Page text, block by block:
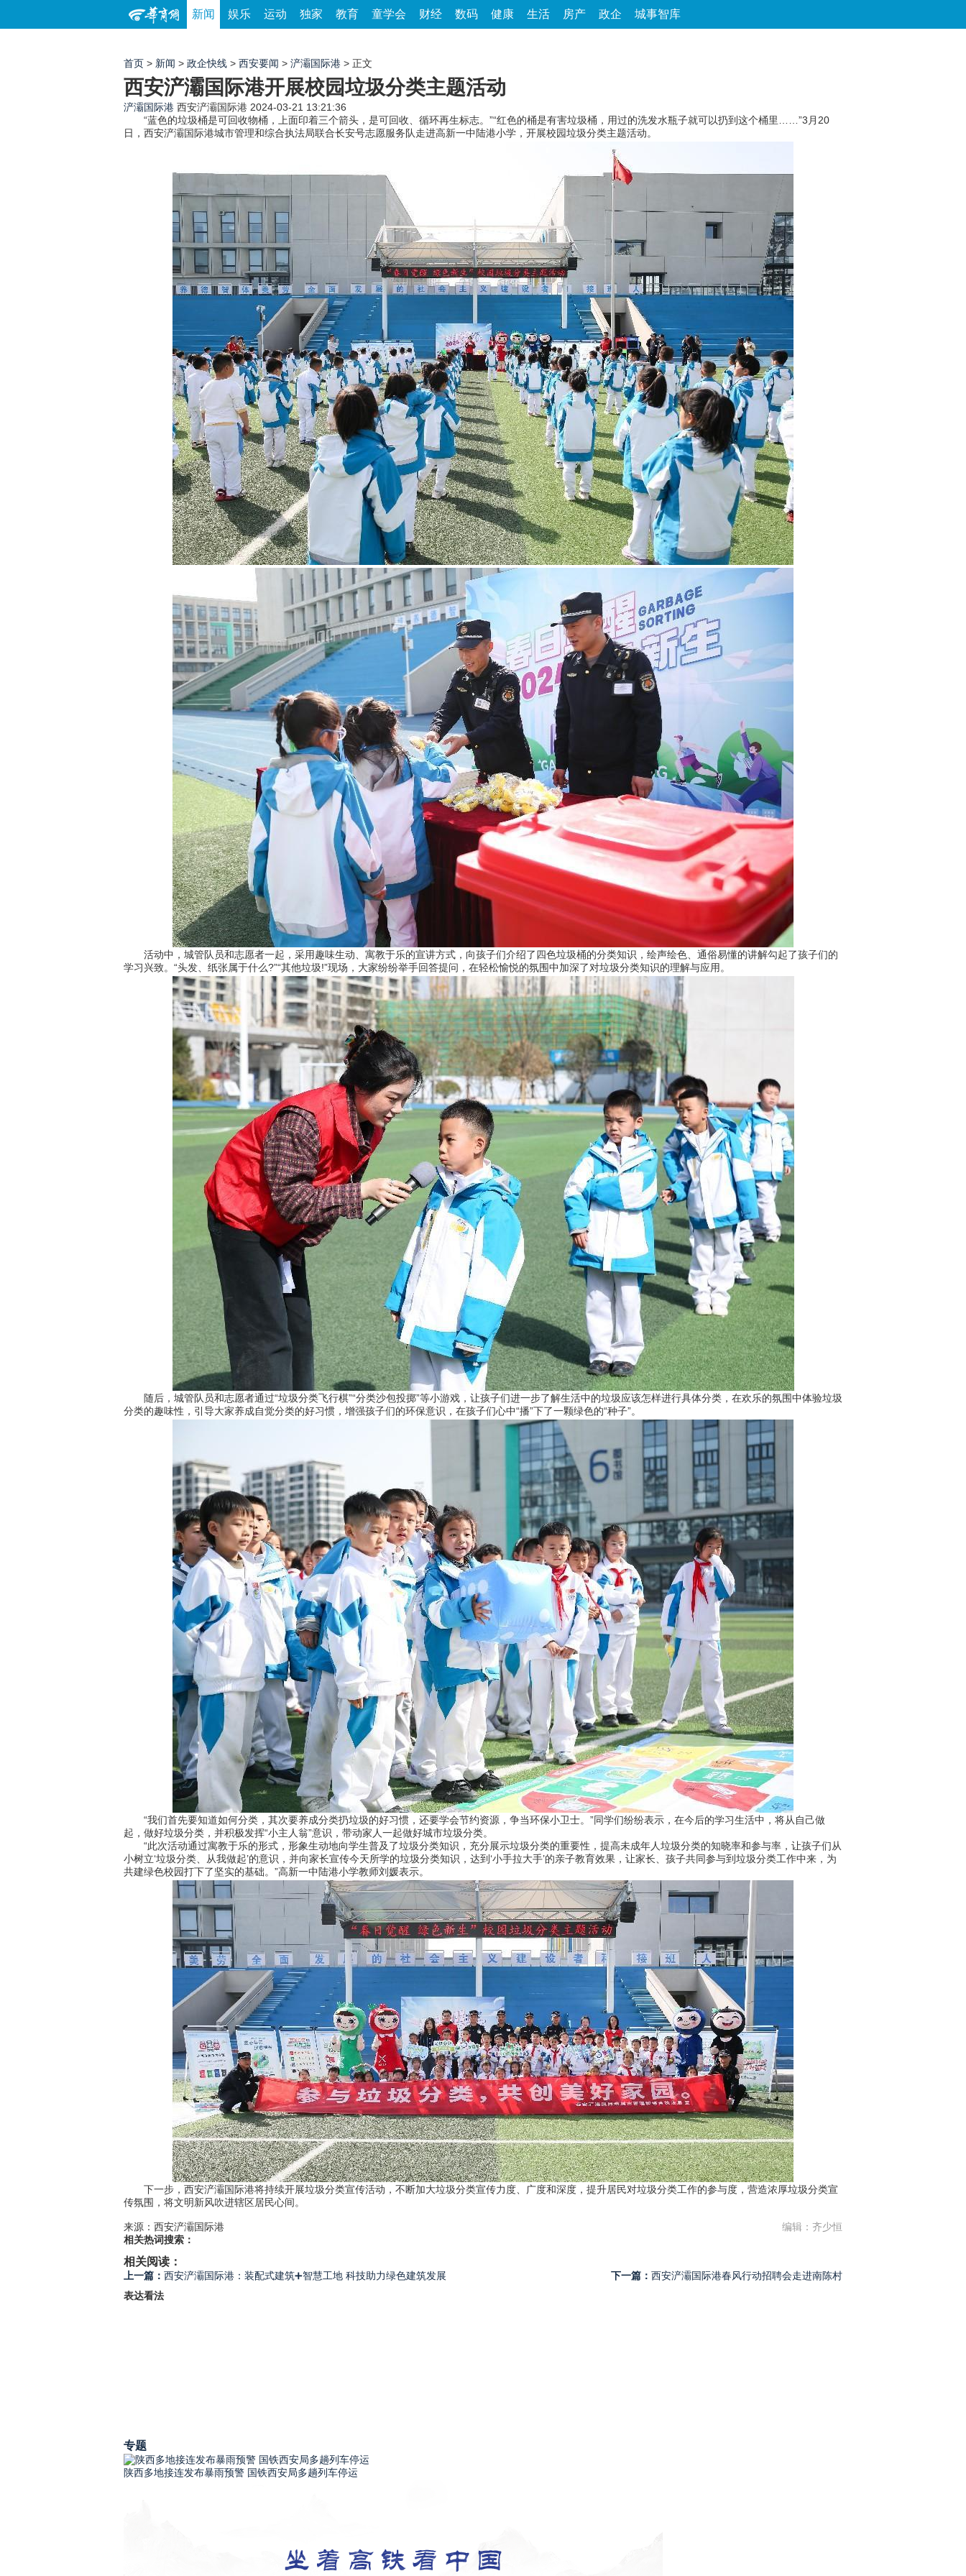
新闻 娱乐 运动 独家 教育 童学会 财经 数码 健康 生活 房产 政企 城事智库
首页 > 新闻 > 政企快线 > 西安要闻 > 浐灞国际港 > 正文
西安浐灞国际港开展校园垃圾分类主题活动
浐灞国际港 西安浐灞国际港 2024-03-21 13:21:36
“蓝色的垃圾桶是可回收物桶，上面印着三个箭头，是可回收、循环再生标志。”“红色的桶是有害垃圾桶，用过的洗发水瓶子就可以扔到这个桶里……”3月20
日，西安浐灞国际港城市管理和综合执法局联合长安号志愿服务队走进高新一中陆港小学，开展校园垃圾分类主题活动。
活动中，城管队员和志愿者一起，采用趣味生动、寓教于乐的宣讲方式，向孩子们介绍了四色垃圾桶的分类知识，绘声绘色、通俗易懂的讲解勾起了孩子们的
学习兴致。“头发、纸张属于什么?”“其他垃圾!”现场，大家纷纷举手回答提问，在轻松愉悦的氛围中加深了对垃圾分类知识的理解与应用。
随后，城管队员和志愿者通过“垃圾分类飞行棋”“分类沙包投掷”等小游戏，让孩子们进一步了解生活中的垃圾应该怎样进行具体分类，在欢乐的氛围中体验垃圾
分类的趣味性，引导大家养成自觉分类的好习惯，增强孩子们的环保意识，在孩子们心中“播”下了一颗绿色的“种子”。
“我们首先要知道如何分类，其次要养成分类扔垃圾的好习惯，还要学会节约资源，争当环保小卫士。”同学们纷纷表示，在今后的学习生活中，将从自己做
起，做好垃圾分类，并积极发挥“小主人翁”意识，带动家人一起做好城市垃圾分类。
“此次活动通过寓教于乐的形式，形象生动地向学生普及了垃圾分类知识，充分展示垃圾分类的重要性，提高未成年人垃圾分类的知晓率和参与率，让孩子们从
小树立‘垃圾分类、从我做起’的意识，并向家长宣传今天所学的垃圾分类知识，达到‘小手拉大手’的亲子教育效果，让家长、孩子共同参与到垃圾分类工作中来，为
共建绿色校园打下了坚实的基础。”高新一中陆港小学教师刘媛表示。
下一步，西安浐灞国际港将持续开展垃圾分类宣传活动，不断加大垃圾分类宣传力度、广度和深度，提升居民对垃圾分类工作的参与度，营造浓厚垃圾分类宣
传氛围，将文明新风吹进辖区居民心间。
来源：西安浐灞国际港
编辑：齐少恒
相关热词搜索：
相关阅读：
上一篇： 西安浐灞国际港：装配式建筑➕智慧工地 科技助力绿色建筑发展 下一篇： 西安浐灞国际港春风行动招聘会走进南陈村
表达看法
专题
陕西多地接连发布暴雨预警 国铁西安局多趟列车停运